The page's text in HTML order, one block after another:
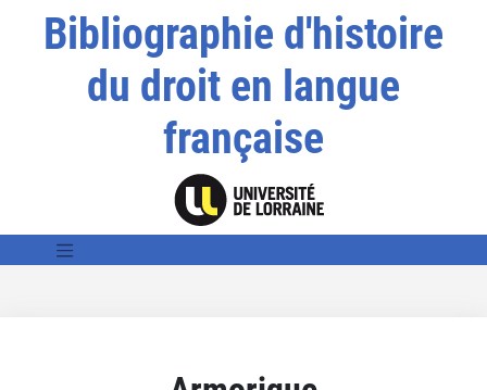
Bibliographie d'histoire
du droit en langue
française